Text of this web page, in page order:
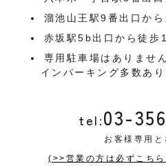
溜池山王駅9番出口か
赤坂駅5b出口から徒歩
専用駐車場はありませ
インパーキング多数あり
tel:03-
お客様専用と
(>>営業の方は必ずこち